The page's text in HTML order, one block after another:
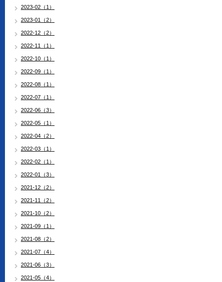
2023-02（1）
2023-01（2）
2022-12（2）
2022-11（1）
2022-10（1）
2022-09（1）
2022-08（1）
2022-07（1）
2022-06（3）
2022-05（1）
2022-04（2）
2022-03（1）
2022-02（1）
2022-01（3）
2021-12（2）
2021-11（2）
2021-10（2）
2021-09（1）
2021-08（2）
2021-07（4）
2021-06（3）
2021-05（4）